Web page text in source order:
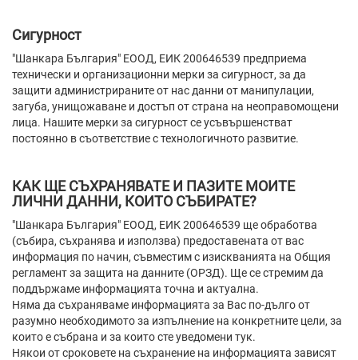
Сигурност
"Шанкара България" ЕООД, ЕИК 200646539 предприема
технически и организационни мерки за сигурност, за да
защити администрираните от нас данни от манипулации,
загуба, унищожаване и достъп от страна на неоправомощени
лица. Нашите мерки за сигурност се усъвършенстват
постоянно в съответствие с технологичното развитие.
КАК ЩЕ СЪХРАНЯВАТЕ И ПАЗИТЕ МОИТЕ
ЛИЧНИ ДАННИ, КОИТО СЪБИРАТЕ?
"Шанкара България" ЕООД, ЕИК 200646539 ще обработва
(събира, съхранява и използва) предоставената от вас
информация по начин, съвместим с изискванията на Общия
регламент за защита на данните (ОРЗД). Ще се стремим да
поддържаме информацията точна и актуална.
Няма да съхраняваме информацията за Вас по-дълго от
разумно необходимото за изпълнение на конкретните цели, за
които е събрана и за които сте уведомени тук.
Някои от сроковете на съхранение на информацията зависят